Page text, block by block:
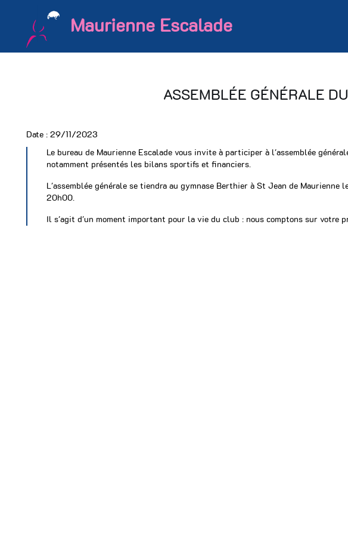
Maurienne Escalade
ASSEMBLÉE GÉNÉRALE
Date : 29/11/2023
Le bureau de Maurienne Escalade vous invite à participer à l'assemblée
notamment présentés les bilans sportifs et financiers.
L'assemblée générale se tiendra au gymnase Berthier à St Jean de Maurienne
20h00.
Il s'agit d'un moment important pour la vie du club : nous comptons sur votre